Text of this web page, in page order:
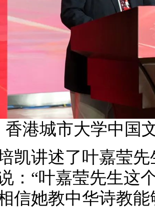
香港城市大学中国
讲述了叶嘉莹先
：“叶嘉莹先生这
信她教中华诗教